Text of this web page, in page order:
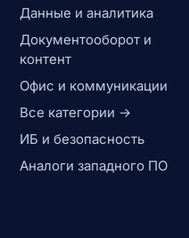
Данные и аналитика
Документооборот и
контент
Офис и коммуникации
Все категории →
ИБ и безопасность
Аналоги западного ПО